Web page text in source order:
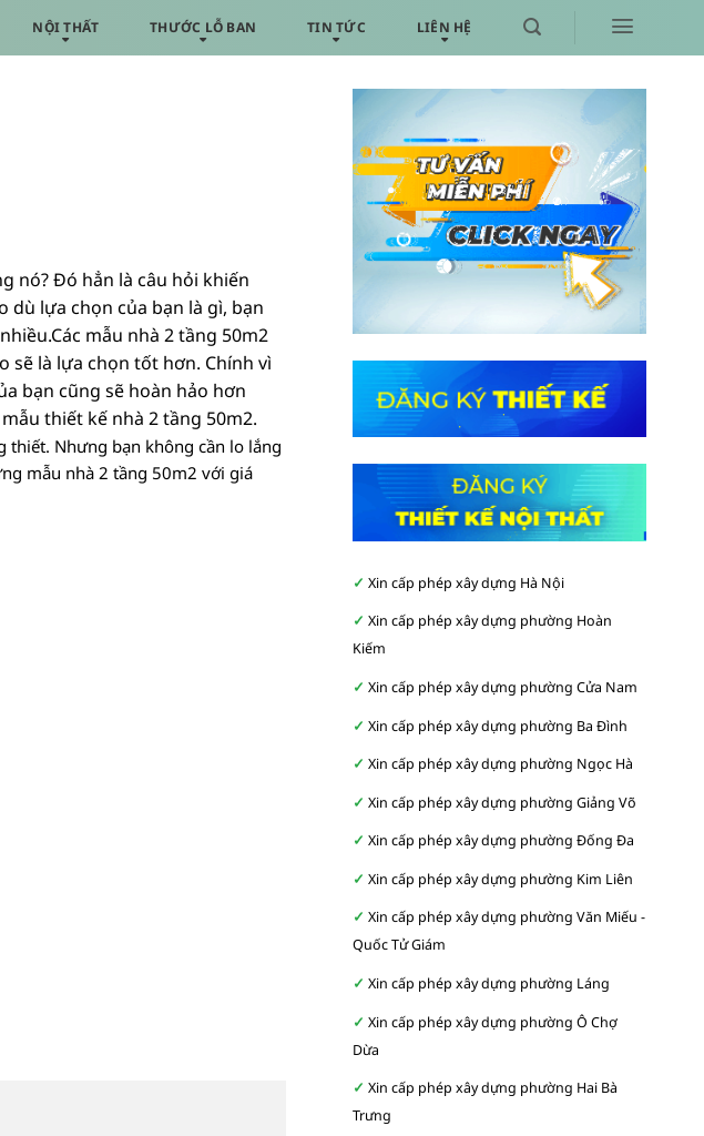
NỘI THẤT THƯỚC LỖ BAN TIN TỨC LIÊN HỆ
nó? Đó hẳn là câu hỏi khiến
lựa chọn của bạn là gì, bạn
Các mẫu nhà 2 tầng 50m2
sẽ là lựa chọn tốt hơn. Chính vì
bạn cũng sẽ hoàn hảo hơn
thiết kế nhà 2 tầng 50m2.
thiết. Nhưng bạn không cần lo lắng
mẫu nhà 2 tầng 50m2 với giá
Xin cấp phép xây dựng Hà Nội
Xin cấp phép xây dựng phường Hoàn
Kiếm
Xin cấp phép xây dựng phường Cửa Nam
Xin cấp phép xây dựng phường Ba Đình
Xin cấp phép xây dựng phường Ngọc Hà
Xin cấp phép xây dựng phường Giảng Võ
Xin cấp phép xây dựng phường Đống Đa
Xin cấp phép xây dựng phường Kim Liên
Xin cấp phép xây dựng phường Văn Miếu -
Quốc Tử Giám
Xin cấp phép xây dựng phường Láng
Xin cấp phép xây dựng phường Ô Chợ
Dừa
Xin cấp phép xây dựng phường Hai Bà
Trưng